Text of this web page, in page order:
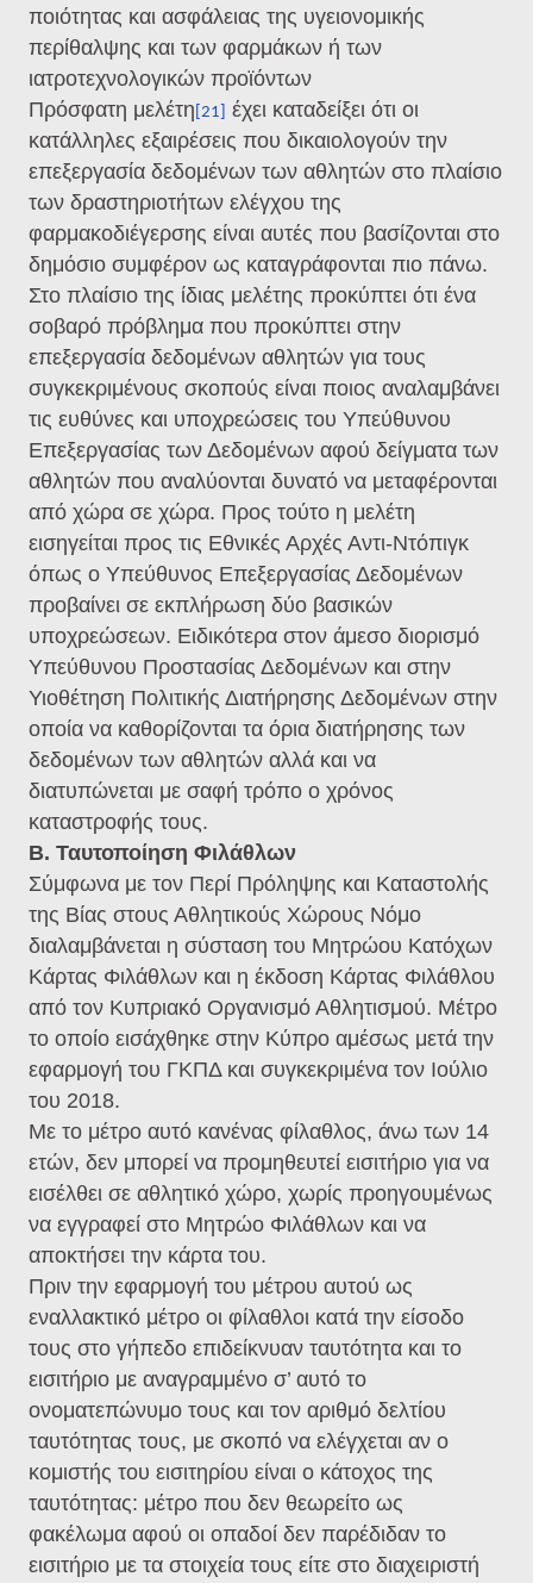
ποιότητας και ασφάλειας της υγειονομικής
περίθαλψης και των φαρμάκων ή των
ιατροτεχνολογικών προϊόντων
Πρόσφατη μελέτη [21]
έχει καταδείξει ότι οι
κατάλληλες εξαιρέσεις που δικαιολογούν την
επεξεργασία δεδομένων των αθλητών στο πλαίσιο
των δραστηριοτήτων ελέγχου της
φαρμακοδιέγερσης είναι αυτές που βασίζονται στο
δημόσιο συμφέρον ως καταγράφονται πιο πάνω.
Στο πλαίσιο της ίδιας μελέτης προκύπτει ότι ένα
σοβαρό πρόβλημα που προκύπτει στην
επεξεργασία δεδομένων αθλητών για τους
συγκεκριμένους σκοπούς είναι ποιος αναλαμβάνει
τις ευθύνες και υποχρεώσεις του Υπεύθυνου
Επεξεργασίας των Δεδομένων αφού δείγματα των
αθλητών που αναλύονται δυνατό να μεταφέρονται
από χώρα σε χώρα. Προς τούτο η μελέτη
εισηγείται προς τις Εθνικές Αρχές Αντι-Ντόπιγκ
όπως ο Υπεύθυνος Επεξεργασίας Δεδομένων
προβαίνει σε εκπλήρωση δύο βασικών
υποχρεώσεων. Ειδικότερα στον άμεσο διορισμό
Υπεύθυνου Προστασίας Δεδομένων και στην
Υιοθέτηση Πολιτικής Διατήρησης Δεδομένων στην
οποία να καθορίζονται τα όρια διατήρησης των
δεδομένων των αθλητών αλλά και να
διατυπώνεται με σαφή τρόπο ο χρόνος
καταστροφής τους.
Β. Ταυτοποίηση Φιλάθλων
Σύμφωνα με τον Περί Πρόληψης και Καταστολής
της Βίας στους Αθλητικούς Χώρους Νόμο
διαλαμβάνεται η σύσταση του Μητρώου Κατόχων
Κάρτας Φιλάθλων και η έκδοση Κάρτας Φιλάθλου
από τον Κυπριακό Οργανισμό Αθλητισμού. Μέτρο
το οποίο εισάχθηκε στην Κύπρο αμέσως μετά την
εφαρμογή του ΓΚΠΔ και συγκεκριμένα τον Ιούλιο
του 2018.
Με το μέτρο αυτό κανένας φίλαθλος, άνω των 14
ετών, δεν μπορεί να προμηθευτεί εισιτήριο για να
εισέλθει σε αθλητικό χώρο, χωρίς προηγουμένως
να εγγραφεί στο Μητρώο Φιλάθλων και να
αποκτήσει την κάρτα του.
Πριν την εφαρμογή του μέτρου αυτού ως
εναλλακτικό μέτρο οι φίλαθλοι κατά την είσοδο
τους στο γήπεδο επιδείκνυαν ταυτότητα και το
εισιτήριο με αναγραμμένο σ’ αυτό το
ονοματεπώνυμο τους και τον αριθμό δελτίου
ταυτότητας τους, με σκοπό να ελέγχεται αν ο
κομιστής του εισιτηρίου είναι ο κάτοχος της
ταυτότητας: μέτρο που δεν θεωρείτο ως
φακέλωμα αφού οι οπαδοί δεν παρέδιδαν το
εισιτήριο με τα στοιχεία τους είτε στο διαχειριστή